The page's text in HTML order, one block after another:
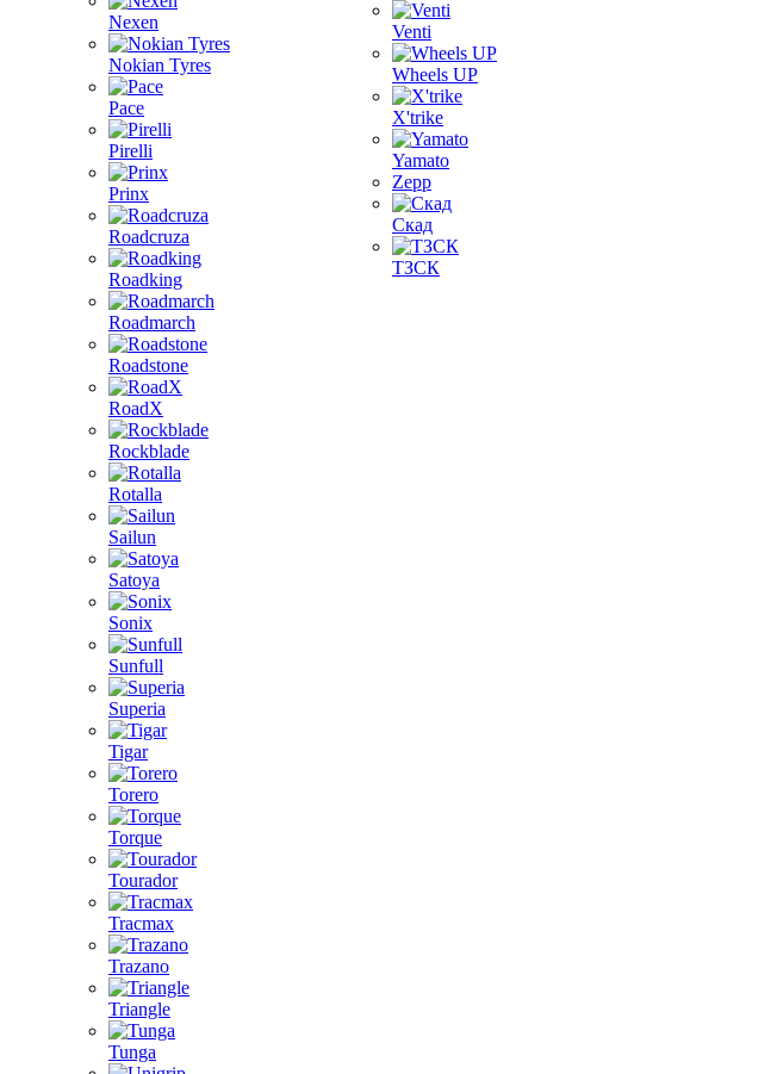
Nexen
Nokian Tyres
Pace
Pirelli
Prinx
Roadcruza
Roadking
Roadmarch
Roadstone
RoadX
Rockblade
Rotalla
Sailun
Satoya
Sonix
Sunfull
Superia
Tigar
Torero
Torque
Tourador
Tracmax
Trazano
Triangle
Tunga
Venti
Wheels UP
X'trike
Yamato
Zepp
Скад
ТЗСК